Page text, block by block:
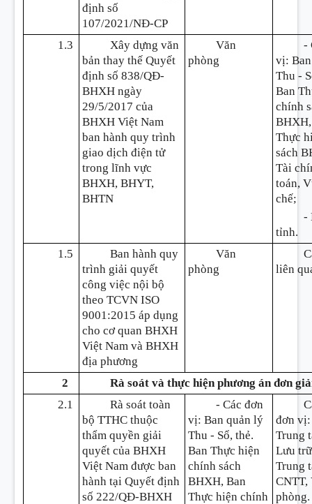
định số
107/2021/NĐ-CP
1.3
Xây dựng văn
bản thay thế Quyết
định số 838/QĐ-
BHXH ngày
29/5/2017 của
BHXH Việt Nam
ban hành quy trình
giao dịch điện tử
trong lĩnh vực
BHXH, BHYT,
BHTN
Văn
phòng
-
vị:
Thu -
Ban
chính
Thực
sách
Tài
toán,
chế;
-
tỉnh.
1.5
Ban hành quy
trình giải quyết
công việc nội bộ
theo TCVN ISO
9001:2015 áp dụng
cho cơ quan BHXH
Việt Nam và BHXH
địa phương
Văn
phòng
liên
2 Rà soát và thực hiện phương án đơn
2.1
Rà soát toàn
bộ TTHC thuộc
thẩm quyền giải
quyết của BHXH
Việt Nam được ban
hành tại Quyết định
số 222/QĐ-BHXH
- Các đơn
vị: Ban quản lý
Thu - Sổ, thẻ.
Ban Thực hiện
chính sách
BHXH, Ban
Thực hiện chính
đơn vị:
Trung
Lưu
Trung
CNTT,
phòng.